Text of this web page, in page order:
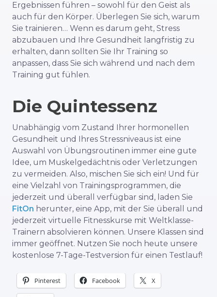
Ergebnissen führen – sowohl für den Geist als
auch für den Körper. Überlegen Sie sich, warum
Sie trainieren… Wenn es darum geht, Stress
abzubauen und Ihre Gesundheit langfristig zu
erhalten, dann sollten Sie Ihr Training so
anpassen, dass Sie sich während und nach dem
Training gut fühlen.
Die Quintessenz
Unabhängig vom Zustand Ihrer hormonellen
Gesundheit und Ihres Stressniveaus ist eine
Auswahl von Übungsroutinen immer eine gute
Idee, um Muskelgedächtnis oder Verletzungen
zu vermeiden. Also, mischen Sie sich ein! Und für
eine Vielzahl von Trainingsprogrammen, die
jederzeit und überall verfügbar sind, laden Sie
FitOn herunter, eine App, mit der Sie überall und
jederzeit virtuelle Fitnesskurse mit Weltklasse-
Trainern absolvieren können. Unsere Klassen sind
immer geöffnet. Nutzen Sie noch heute unsere
kostenlose 7-Tage-Testversion für einen Testlauf!
Pinterest Facebook X